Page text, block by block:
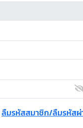
ลืมรหัสสมาชิก/ลืมรหัสผ่